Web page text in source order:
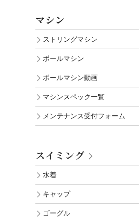
マシン
ストリングマシン
ボールマシン
ボールマシン動画
マシンスペック一覧
メンテナンス受付フォーム
スイミング
水着
キャップ
ゴーグル